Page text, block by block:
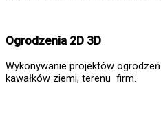
Ogrodzenia 2D 3D
Wykonywanie projektów
kawałków ziemi, terenu firm.